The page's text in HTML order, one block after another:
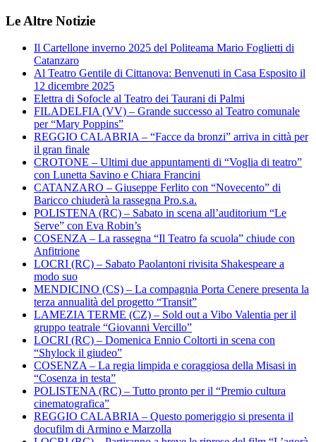
Le Altre Notizie
Il Cartellone inverno 2025 del Politeama Mario Foglietti di
Catanzaro
Al Teatro Gentile di Cittanova: Benvenuti in Casa Esposito il
12 dicembre 2025
Elettra di Sofocle al Teatro dei Taurani di Palmi
FILADELFIA (VV) – Grande successo al Teatro comunale
per “Mary Poppins”
REGGIO CALABRIA – “Facce da bronzi” arriva in città per
il gran finale
CROTONE – Ultimi due appuntamenti di “Voglia di teatro”
con Lunetta Savino e Chiara Francini
CATANZARO – Giuseppe Ferlito con “Novecento” di
Baricco chiuderà la rassegna Pro.s.a.
POLISTENA (RC) – Sabato in scena all’auditorium “Le
Serve” con Eva Robin’s
COSENZA – La rassegna “Il Teatro fa scuola” chiude con
Anfitrione
LOCRI (RC) – Sabato Paolantoni rivisita Shakespeare a
modo suo
MENDICINO (CS) – La compagnia Porta Cenere presenta la
terza annualità del progetto “Transit”
LAMEZIA TERME (CZ) – Sold out a Vibo Valentia per il
gruppo teatrale “Giovanni Vercillo”
LOCRI (RC) – Domenica Ennio Coltorti in scena con
“Shylock il giudeo”
COSENZA – La regia limpida e coraggiosa della Misasi in
“Cosenza in testa”
POLISTENA (RC) – Tutto pronto per il “Premio cultura
cinematografica”
REGGIO CALABRIA – Questo pomeriggio si presenta il
docufilm di Armino e Marzolla